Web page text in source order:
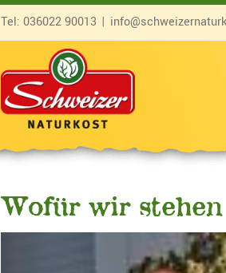
Tel: 036022 90013 |
Wofür wir stehen